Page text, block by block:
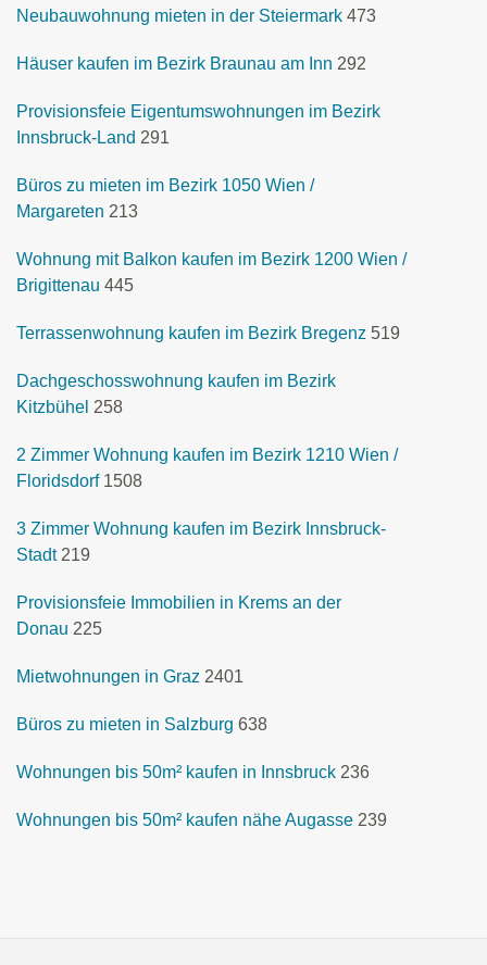
Neubauwohnung mieten in der Steiermark 473
Häuser kaufen im Bezirk Braunau am Inn 292
Provisionsfeie Eigentumswohnungen im Bezirk
Innsbruck-Land 291
Büros zu mieten im Bezirk 1050 Wien /
Margareten 213
Wohnung mit Balkon kaufen im Bezirk 1200 Wien /
Brigittenau 445
Terrassenwohnung kaufen im Bezirk Bregenz 519
Dachgeschosswohnung kaufen im Bezirk
Kitzbühel 258
2 Zimmer Wohnung kaufen im Bezirk 1210 Wien /
Floridsdorf 1508
3 Zimmer Wohnung kaufen im Bezirk Innsbruck-
Stadt 219
Provisionsfeie Immobilien in Krems an der
Donau 225
Mietwohnungen in Graz 2401
Büros zu mieten in Salzburg 638
Wohnungen bis 50m² kaufen in Innsbruck 236
Wohnungen bis 50m² kaufen nähe Augasse 239